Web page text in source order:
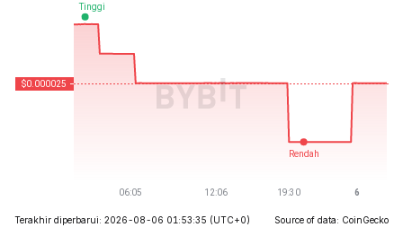
Terakhir diperbarui: 2026-08-06 01:53:35 (UTC+0) Source of data: CoinGecko